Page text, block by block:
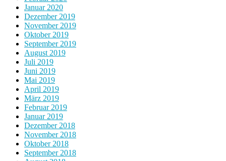
Januar 2020
Dezember 2019
November 2019
Oktober 2019
September 2019
August 2019
Juli 2019
Juni 2019
Mai 2019
April 2019
März 2019
Februar 2019
Januar 2019
Dezember 2018
November 2018
Oktober 2018
September 2018